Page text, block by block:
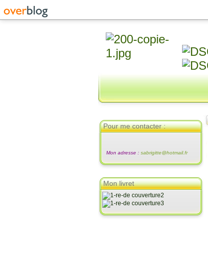
Pour me contacter :
Mon adresse : sabrigitte@hotmail.fr
Mon livret